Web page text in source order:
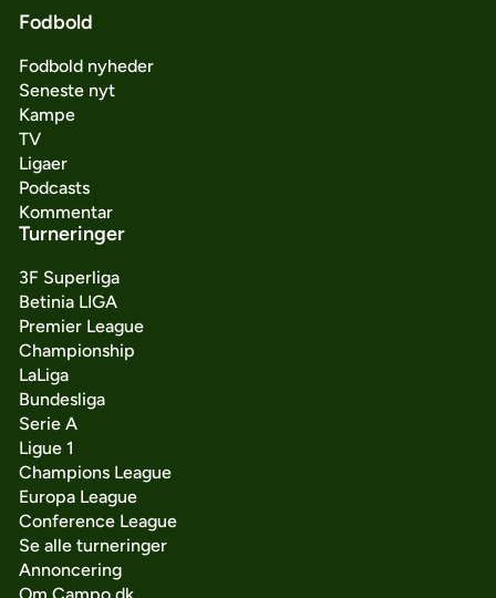
Fodbold
Fodbold nyheder
Seneste nyt
Kampe
TV
Ligaer
Podcasts
Kommentar
Turneringer
3F Superliga
Betinia LIGA
Premier League
Championship
LaLiga
Bundesliga
Serie A
Ligue 1
Champions League
Europa League
Conference League
Se alle turneringer
Annoncering